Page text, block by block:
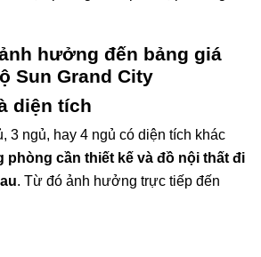
hưởng đến bảng giá
Sun Grand City
diện tích
3 ngủ, hay 4 ngủ có diện tích khác
phòng cần thiết kế và đồ nội thất đi
. Từ đó ảnh hưởng trực tiếp đến